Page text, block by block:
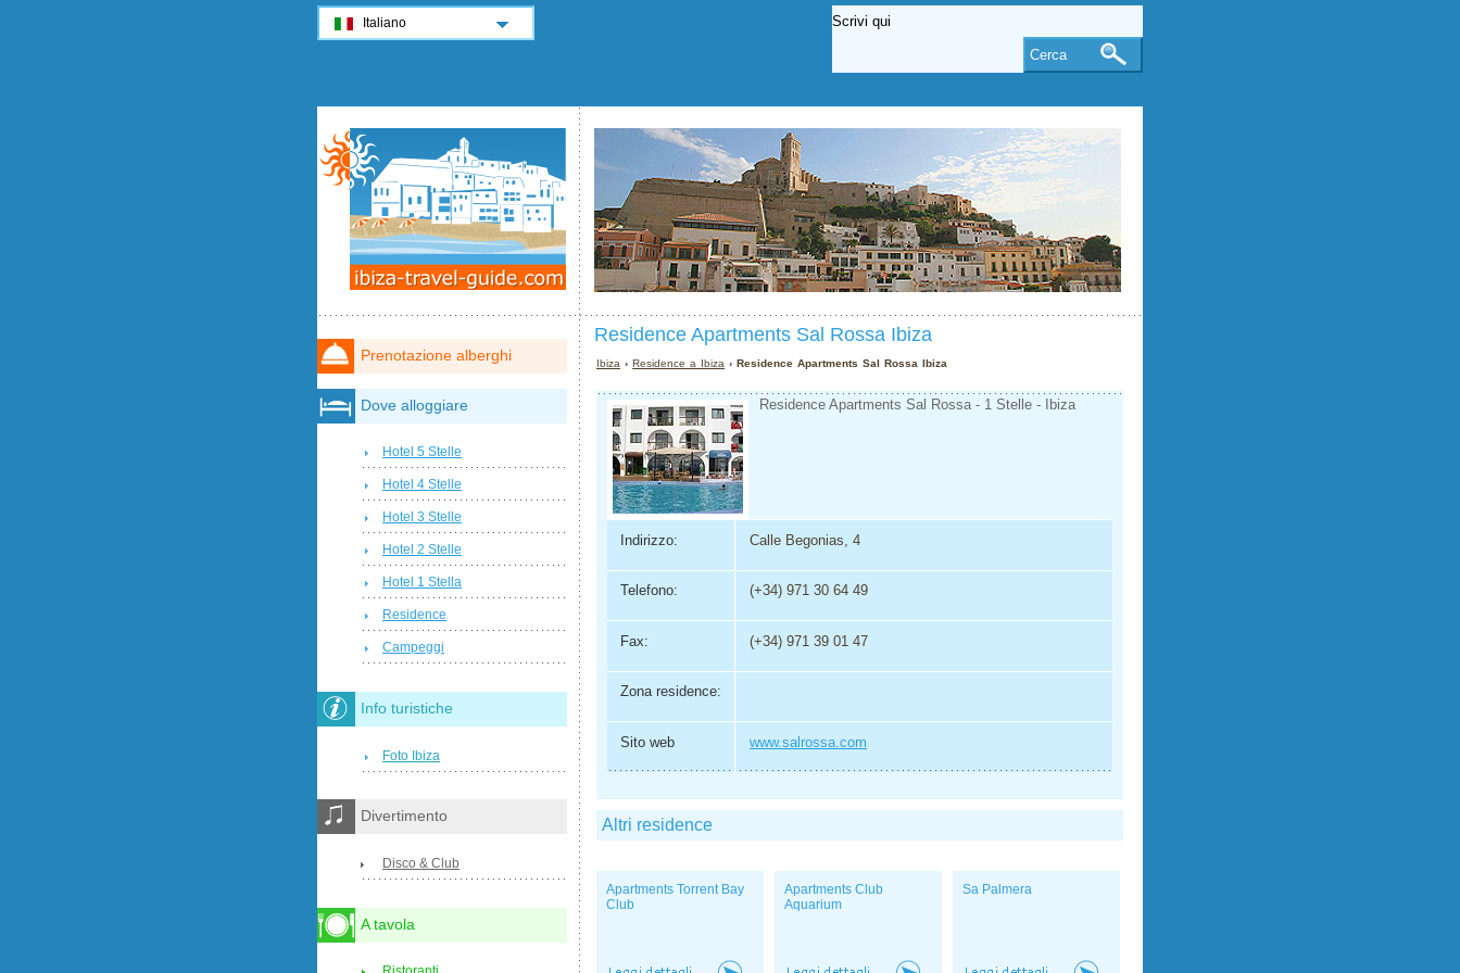
Residence Apartments Sal Rossa Ibiza
Ibiza ›Residence a Ibiza › Residence Apartments Sal Rossa Ibiza
Residence Apartments Sal Rossa - 1 Stelle - Ibiza
Indirizzo: Calle Begonias, 4
Telefono: (+34) 971 30 64 49
Fax: (+34) 971 39 01 47
Zona residence:
Sito web www.salrossa.com
Altri residence
Apartments Torrent Bay
Club
Apartments Club
Aquarium
Sa Palmera
Prenotazione alberghi
Dove alloggiare
Hotel 5 Stelle
Hotel 4 Stelle
Hotel 3 Stelle
Hotel 2 Stelle
Hotel 1 Stella
Residence
Campeggi
Info turistiche
Foto Ibiza
Divertimento
Disco & Club
A tavola
Italiano
Cerca